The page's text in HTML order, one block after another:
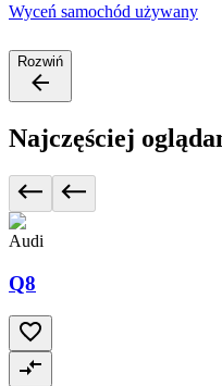
Wyceń samochód używany
Rozwiń
Najczęściej
Audi
Q8